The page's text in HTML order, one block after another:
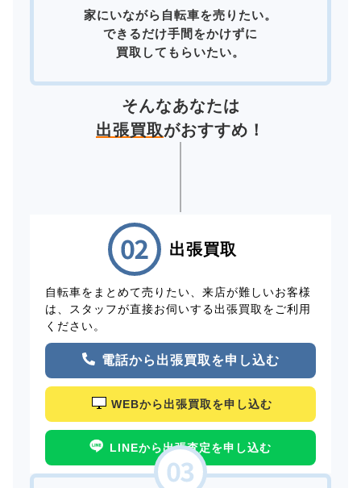
家にいながら自転車を売りたい。
できるだけ手間をかけずに
買取してもらいたい。
そんなあなたは
出張買取がおすすめ！
出張買取
自転車をまとめて売りたい、来店が難しいお客様
は、スタッフが直接お伺いする出張買取をご利用
ください。
電話から出張買取を申し込む
WEBから出張買取を申し込む
LINEから出張査定を申し込む